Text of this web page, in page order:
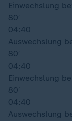
Einwechslung
80′
04:40
Auswechslung
80′
04:40
Einwechslung
80′
04:40
Auswechslung